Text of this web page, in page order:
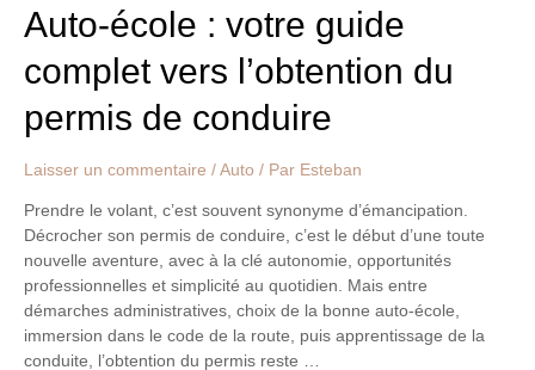
Auto-école : votre guide
complet vers l’obtention du
permis de conduire
Laisser un commentaire / Auto / Par Esteban
Prendre le volant, c’est souvent synonyme d’émancipation.
Décrocher son permis de conduire, c’est le début d’une toute
nouvelle aventure, avec à la clé autonomie, opportunités
professionnelles et simplicité au quotidien. Mais entre
démarches administratives, choix de la bonne auto-école,
immersion dans le code de la route, puis apprentissage de la
conduite, l’obtention du permis reste …